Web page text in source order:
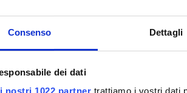
Consenso Dettagli
dei dati
PARTECIPANTI AL
Monica Compri